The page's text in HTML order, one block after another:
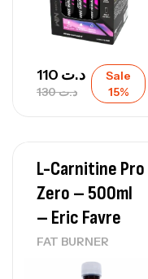
د.ت130
د.ت
Sale
15%
L-Carnitine Pro
Zero – 500ml
– Eric Favre
FAT BURNER